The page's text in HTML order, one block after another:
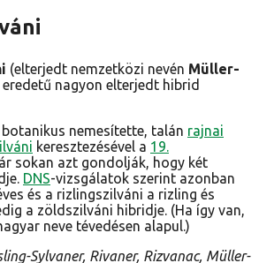
(elterjedt nemzetközi nevén Müller-
eredetű nagyon elterjedt hibrid
botanikus nemesítette, talán rajnai
keresztezésével a 19.
sokan azt gondolják, hogy két
DNS-vizsgálatok szerint azonban
és a rizlingszilváni a rizling és
a zöldszilváni hibridje. (Ha így van,
neve tévedésen alapul.)
Sylvaner, Rivaner, Rizvanac, Müller-